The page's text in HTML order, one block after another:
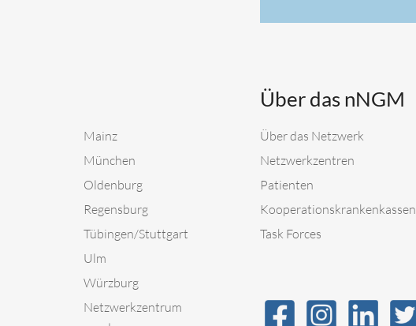
Mainz
München
Oldenburg
Regensburg
Tübingen/Stuttgart
Ulm
Würzburg
Netzwerkzentrum
Über das nNGM
Über das Netzwerk
Netzwerkzentren
Patienten
Kooperationskrankenkassen
Task Forces